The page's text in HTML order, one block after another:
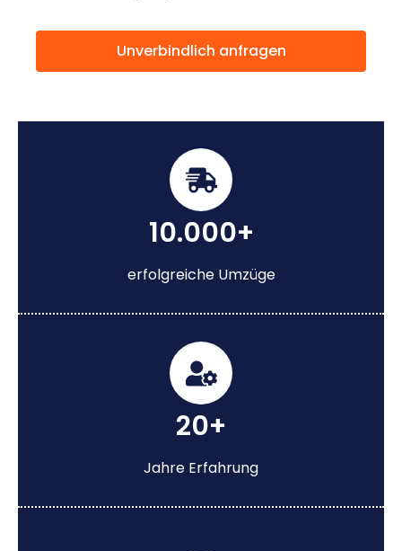
Unverbindlich anfragen
10.000+
erfolgreiche Umzüge
20+
Jahre Erfahrung